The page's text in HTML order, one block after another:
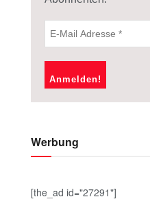
Werbung
[the_ad id="27291"]